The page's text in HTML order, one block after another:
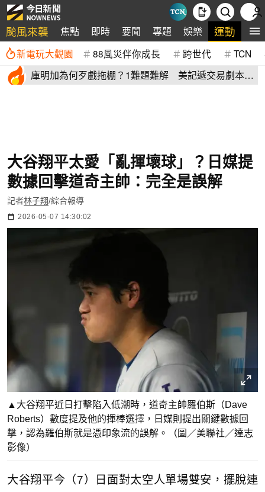
颱風來襲 焦點 即時 要聞 專題 娛樂 運動 全
新電玩大觀園 88風災伴你成長 跨世代 TCN
庫明加為何歹戲拖棚？1難題難解 美記遞交易劇本：
大谷翔平太愛「亂揮壞球」？日媒提
數據回擊道奇主帥：完全是誤解
記者林子翔/綜合報導
2026-05-07 14:30:02
▲大谷翔平近日打擊陷入低潮時，道奇主帥羅伯斯（Dave
Roberts）數度提及他的揮棒選擇，日媒則提出關鍵數據回
擊，認為羅伯斯就是憑印象流的誤解。（圖／美聯社／達志
影像）
大谷翔平今（7）日面對太空人單場雙安，擺脫連